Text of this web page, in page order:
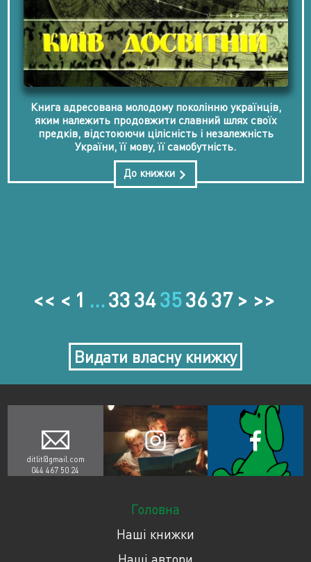
Книга адресована молодому поколінню українців,
яким належить продовжити славний шлях своїх
предків, відстоюючи цілісність і незалежність
України, її мову, її самобутність.
До книжки
<< < 1 …3334353637 > >>
Видати власну книжку
ditlit@gmail.com
044 467 50 24
Головна
Наші книжки